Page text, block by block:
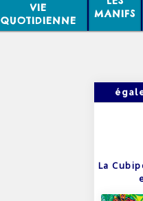
VIE
QUOTIDIENNE
MANIFS
La